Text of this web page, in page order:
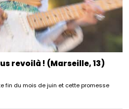
revoilà ! (Marseille, 13)
fin du mois de juin et cette promesse